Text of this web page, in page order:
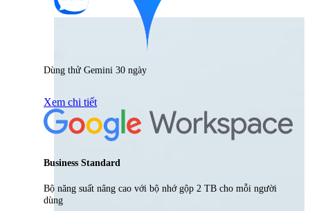
Dùng thử Gemini 30 ngày
Xem chi tiết
Business Standard
Bộ năng suất nâng cao với bộ nhớ gộp 2 TB cho mỗi người
dùng